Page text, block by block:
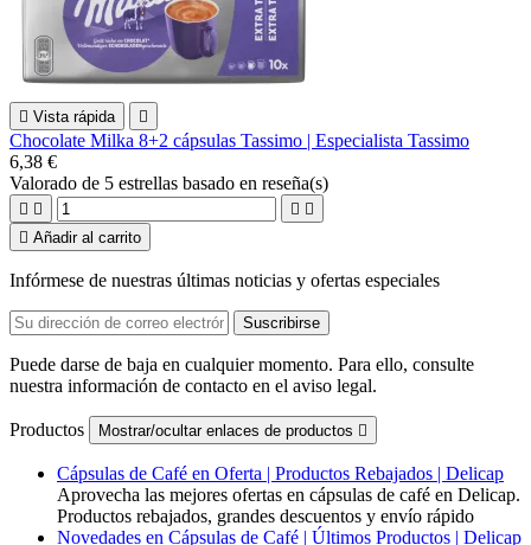
 Vista rápida 
Chocolate Milka 8+2 cápsulas Tassimo | Especialista Tassimo
6,38 €
Valorado de 5 estrellas basado en reseña(s)
   
 Añadir al carrito
Infórmese de nuestras últimas noticias y ofertas especiales
Puede darse de baja en cualquier momento. Para ello, consulte
nuestra información de contacto en el aviso legal.
Productos Mostrar/ocultar enlaces de productos 
Cápsulas de Café en Oferta | Productos Rebajados | Delicap
Aprovecha las mejores ofertas en cápsulas de café en Delicap.
Productos rebajados, grandes descuentos y envío rápido
Novedades en Cápsulas de Café | Últimos Productos | Delicap